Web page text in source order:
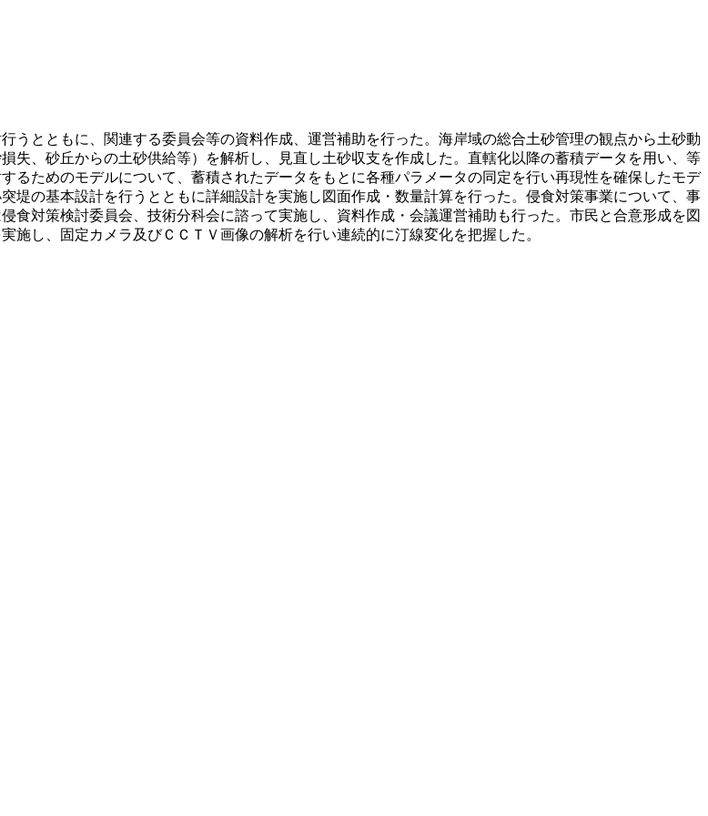
うとともに、関連する委員会等の資料作成、運営補助を行った。海岸域の総合土砂管理の観点から土砂動
失、砂丘からの土砂供給等）を解析し、見直し土砂収支を作成した。直轄化以降の蓄積データを用い、等
るためのモデルについて、蓄積されたデータをもとに各種パラメータの同定を行い再現性を確保したモデ
堤の基本設計を行うとともに詳細設計を実施し図面作成・数量計算を行った。侵食対策事業について、事
対策検討委員会、技術分科会に諮って実施し、資料作成・会議運営補助も行った。市民と合意形成を図
し、固定カメラ及びＣＣＴＶ画像の解析を行い連続的に汀線変化を把握した。